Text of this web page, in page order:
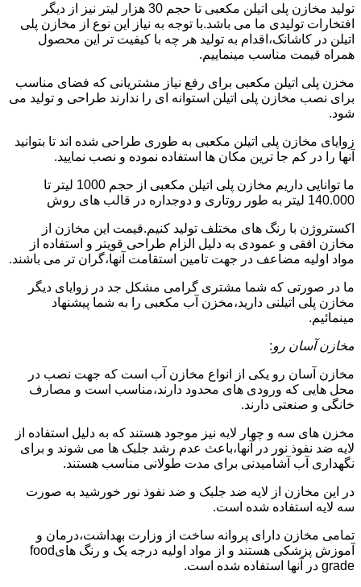
تولید مخازن پلی اتیلن مکعبی تا حجم 30 هزار لیتر نیز از دیگر
افتخارات تولیدی ما می باشد.با توجه به نیاز این نوع از مخازن پلی
اتیلن در کاشانک،اقدام به تولید هر چه با کیفیت تر این محصول
همراه قیمت مناسب مینماییم.
مخزن پلی اتیلن مکعبی برای رفع نیاز مشتریانی که فضای مناسب
برای نصب مخازن پلی اتیلن استوانه ای را ندارند طراحی و تولید می
شود.
زوایای مخازن پلی اتیلن مکعبی به طوری طراحی شده اند تا بتوانید
آنها را در کم جا ترین مکان ها استفاده نموده و نصب نمایید.
ما توانایی داریم مخازن پلی اتیلن مکعبی از حجم 1000 لیتر تا
140.000 لیتر به طور روتاری و دوجداره در قالب های روش
اکستروژن با رنگ های مختلف تولید کنیم.قیمت این مخازن از
مخازن افقی و عمودی به دلیل الزام طراحی قویتر و استفاده از
مواد اولیه مضاعف در جهت تامین استقامت آنها،گران تر می باشند.
ما در صورتی که شما مشتری گرامی مشکل جد در زوایای دیگر
مخازن پلی اتیلنی دارید،مخزن آب مکعبی را به شما پیشنهاد
مینمائیم.
مخازن آسان رو:
مخازن آسان رو یکی از انواع مخازن آب است که جهت نصب در
محل هایی که ورودی های محدود دارند،مناسب است و مصارف
خانگی و صنعتی دارند.
مخزن های سه و چهار لایه نیز موجود هستند که به دلیل استفاده از
لایه ضد نفوذ نور در آنها،باعث عدم رشد جلبک ها می شوند و برای
نگهداری آب آشامیدنی برای مدت طولانی مناسب هستند.
در این مخازن از لایه ضد جلبک و ضد نفوذ نور خورشید به صورت
سه لایه استفاده شده است.
تمامی مخازن دارای پروانه ساخت از وزارت بهداشت،درمان و
آموزش پزشکی هستند و از مواد اولیه درجه یک و رنگ هایfood
grade در آنها استفاده شده است.